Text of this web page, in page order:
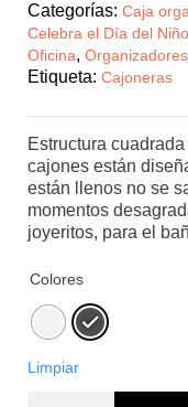
Categorías: Caja
Celebra el Día del Niño
Oficina,
Etiqueta: Cajoneras
Estructura
cajones están
están llenos no se
momentos
joyeritos, para el
Colores
Limpiar